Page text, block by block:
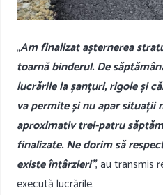
„Am finalizat așternerea
toarnă binderul. De
lucrările la șanțuri, rigole și
va permite și nu apar situații
aproximativ trei-patru
finalizate. Ne dorim să
existe întârzieri”, au transmis
execută lucrările.